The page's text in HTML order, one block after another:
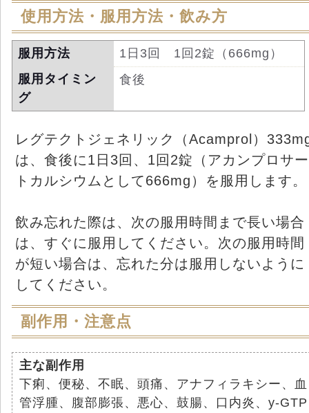
使用方法・服用方法・飲み方
服用方法
1日3回 1回2錠（666mg）
服用タイミン
グ
食後
レグテクトジェネリック（Acamprol）
は、食後に1日3回、1回2錠（アカンプロサー
トカルシウムとして666mg）を服用します。
飲み忘れた際は、次の服用時間まで長い場合
は、すぐに服用してください。次の服用時間
が短い場合は、忘れた分は服用しないように
してください。
副作用・注意点
主な副作用
下痢、便秘、不眠、頭痛、アナフィラキシー、血
管浮腫、腹部膨張、悪心、鼓腸、口内炎、y-GTP